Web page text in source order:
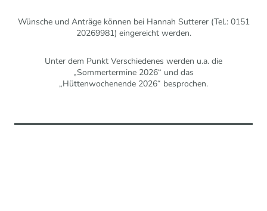
Wünsche und Anträge können bei Hannah Sutterer (Tel.: 0151
20269981) eingereicht werden.
Unter dem Punkt Verschiedenes werden u.a. die
„Sommertermine 2026“ und das
„Hüttenwochenende 2026“ besprochen.